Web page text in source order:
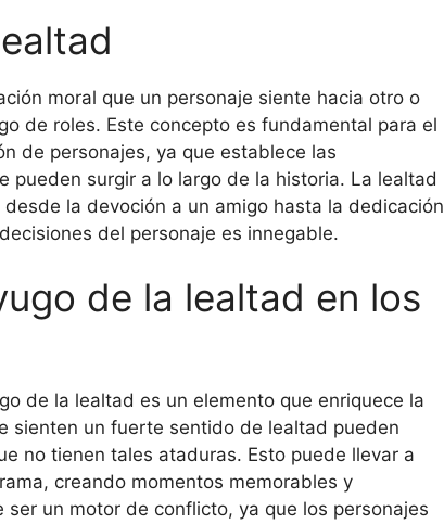
moral que un personaje siente hacia otro o
de roles. Este concepto es fundamental para el
de personajes, ya que establece las
pueden surgir a lo largo de la historia. La lealtad
la devoción a un amigo hasta la dedicación
del personaje es innegable.
de la lealtad en los
de la lealtad es un elemento que enriquece la
sienten un fuerte sentido de lealtad pueden
no tienen tales ataduras. Esto puede llevar a
creando momentos memorables y
un motor de conflicto, ya que los personajes